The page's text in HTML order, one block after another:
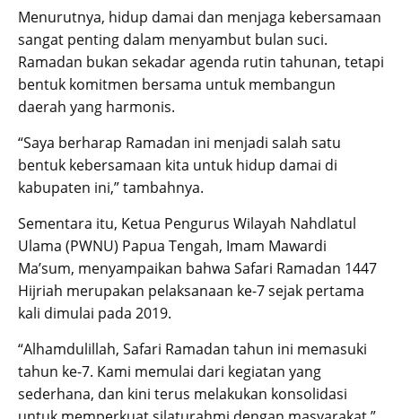
Menurutnya, hidup damai dan menjaga kebersamaan
sangat penting dalam menyambut bulan suci.
Ramadan bukan sekadar agenda rutin tahunan, tetapi
bentuk komitmen bersama untuk membangun
daerah yang harmonis.
“Saya berharap Ramadan ini menjadi salah satu
bentuk kebersamaan kita untuk hidup damai di
kabupaten ini,” tambahnya.
Sementara itu, Ketua Pengurus Wilayah Nahdlatul
Ulama (PWNU) Papua Tengah, Imam Mawardi
Ma’sum, menyampaikan bahwa Safari Ramadan 1447
Hijriah merupakan pelaksanaan ke-7 sejak pertama
kali dimulai pada 2019.
“Alhamdulillah, Safari Ramadan tahun ini memasuki
tahun ke-7. Kami memulai dari kegiatan yang
sederhana, dan kini terus melakukan konsolidasi